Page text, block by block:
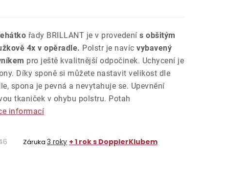
řady BRILLANT je v provedení s obšitým
4x v opěradle. Polstr je navíc vybavený
pro ještě kvalitnější odpočinek. Uchycení je
Díky sponě si můžete nastavit velikost dle
spona je pevná a nevytahuje se. Upevnění
tkaniček v ohybu polstru. Potah
informací
Záruka 3 roky + 1 rok s DopplerKlubem